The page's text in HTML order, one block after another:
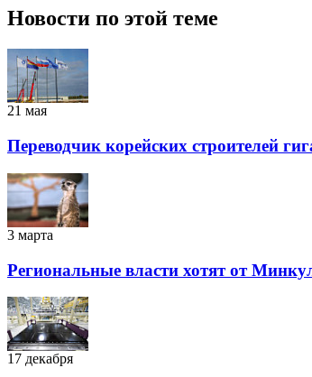
Новости по этой теме
21 мая
Переводчик корейских строителей
3 марта
Региональные власти хотят от
17 декабря